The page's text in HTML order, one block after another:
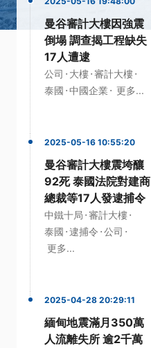
曼谷審計大樓因強震
倒塌 調查揭工程缺失
17人遭逮
公司 · 大樓· 審計大樓·
泰國 ·中國企業 · 更多...
2025-05-16 10:55:20
曼谷審計大樓震垮釀
92死 泰國法院對建商
總裁等17人發逮捕令
中鐵十局 · 審計大樓·
泰國 ·逮捕令 ·公司 ·
更多...
2025-04-28 20:29:11
緬甸地震滿月350萬
人流離失所 逾2千萬